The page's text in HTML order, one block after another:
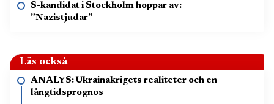
S-kandidat i Stockholm hoppar av:
”Nazistjudar”
Läs också
ANALYS: Ukrainakrigets realiteter och en
långtidsprognos